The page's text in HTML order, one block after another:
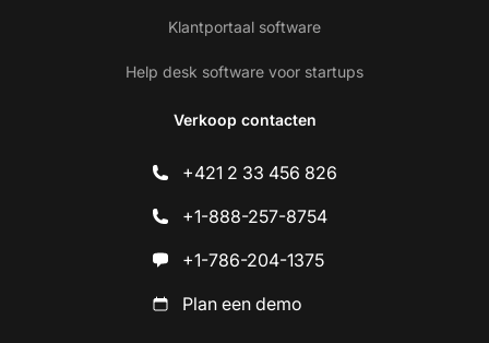
Klantportaal software
Help desk software voor startups
Verkoop contacten
+421 2 33 456 826
+1-888-257-8754
+1-786-204-1375
Plan een demo